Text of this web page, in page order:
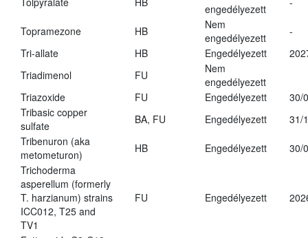
engedélyezett
Topramezone HB
Nem
engedélyezett
-
Tri-allate
HB Engedélyezett
Triadimenol
FU
Nem
engedélyezett
Triazoxide
FU Engedélyezett
30/
Tribasic copper
sulfate
BA, FU Engedélyezett
31/
Tribenuron (aka
metometuron)
HB Engedélyezett
30/
Trichoderma
asperellum (formerly
T. harzianum) strains
ICC012, T25 and
TV1
FU Engedélyezett